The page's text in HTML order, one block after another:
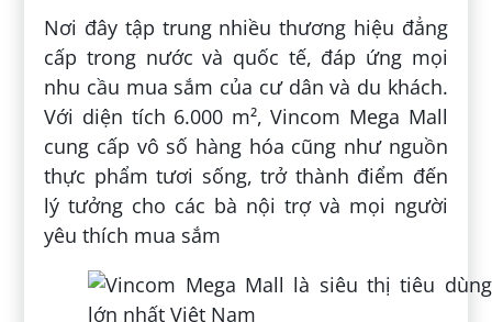
Nơi đây tập trung nhiều thương hiệu đẳng
cấp trong nước và quốc tế, đáp ứng mọi
nhu cầu mua sắm của cư dân và du khách.
Với diện tích 6.000 m², Vincom Mega Mall
cung cấp vô số hàng hóa cũng như nguồn
thực phẩm tươi sống, trở thành điểm đến
lý tưởng cho các bà nội trợ và mọi người
yêu thích mua sắm